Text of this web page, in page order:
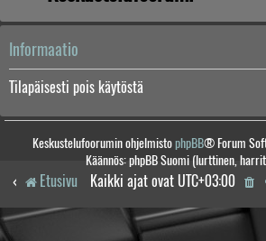
Informaatio
Tilapäisesti pois käytöstä
Keskustelufoorumin ohjelmistophpBB® Forum
Käännös: phpBB Suomi (lurttinen,
Etusivu Kaikki ajat ovat UTC+03:00